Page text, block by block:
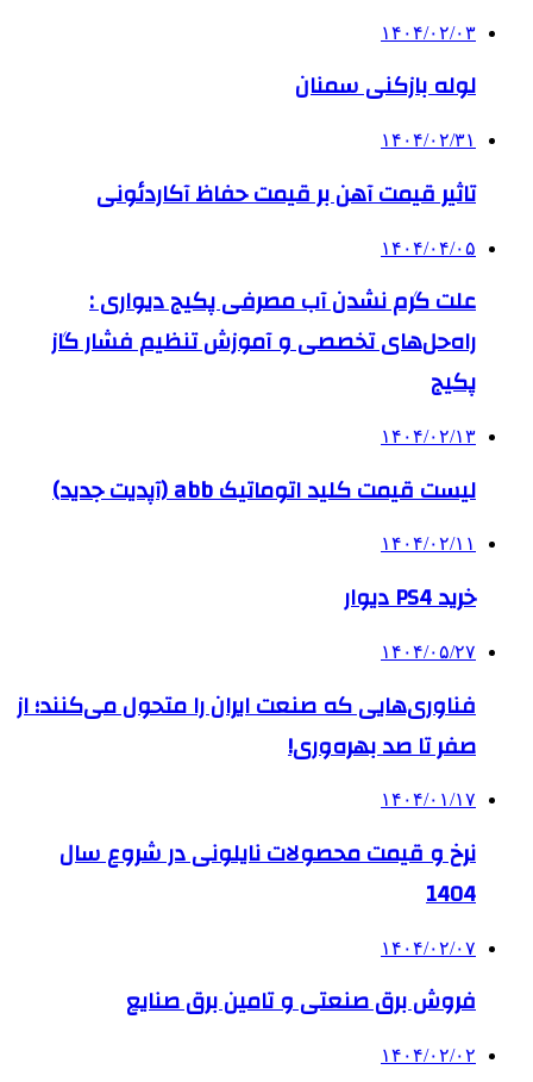
۱۴۰۴/۰۲/۰۳
لوله بازکنی سمنان
۱۴۰۴/۰۲/۳۱
تاثیر قیمت آهن بر قیمت حفاظ آکاردئونی
۱۴۰۴/۰۴/۰۵
علت گرم نشدن آب مصرفی پکیج دیواری :
راه‌حل‌های تخصصی و آموزش تنظیم فشار گاز
پکیج
۱۴۰۴/۰۲/۱۳
لیست قیمت کلید اتوماتیک abb (آپدیت جدید)
۱۴۰۴/۰۲/۱۱
خرید PS4 دیوار
۱۴۰۴/۰۵/۲۷
فناوری‌هایی که صنعت ایران را متحول می‌کنند؛ از
صفر تا صد بهره‌وری!
۱۴۰۴/۰۱/۱۷
نرخ و قیمت محصولات نایلونی در شروع سال
1404
۱۴۰۴/۰۲/۰۷
فروش برق صنعتی و تامین برق صنایع
۱۴۰۴/۰۲/۰۲